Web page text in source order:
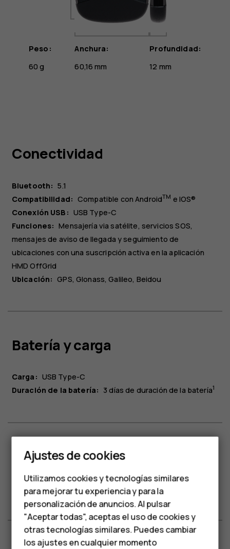
Smartphones
Teléfonos clásicos
Teléfonos para
personas mayores
Accesorios
HMD Terra M
Peso:
60 g
Anchura:
60,16 mm
Profundidad:
12 mm
Conectividad
Bluetooth: 5.1
Compatibilidad: Compatible con AndroidTM e IOS®
Conexión USB: USB Type-C
Funciones: Mensajería via satélite, servicios SOS,
mensajes de aviso de llegada y seguimiento de
ubicaciones con una suscripción activa en la aplicación
HMD OffGrid
Ubicación: GPS, Glonass, Galileo, Beidou
Batería y carga
Carga: USB Type-C
Duración de la batería: 3 días de duración de la batería1
Sistema operativo
Sistema operativo: Compatible con Android
Ajustes de cookies
Utilizamos cookies y tecnologías similares
para mejorar tu experiencia y para la
personalización de anuncios. Al pulsar
"Aceptar todas", aceptas el uso de cookies y
otras tecnologías similares. Puedes cambiar
los ajustes en cualquier momento